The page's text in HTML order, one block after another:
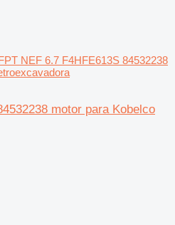
NEF 6.7 F4HFE613S 84532238
motor para Kobelco